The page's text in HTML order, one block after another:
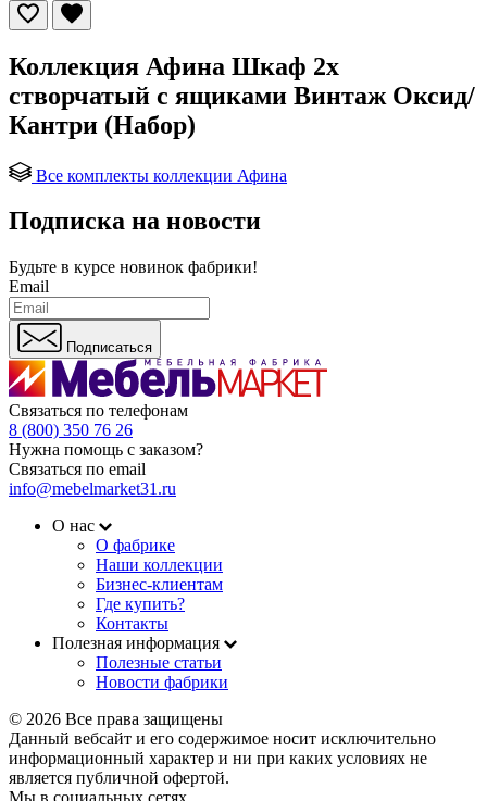
Коллекция Афина Шкаф 2х
створчатый с ящиками Винтаж Оксид/
Кантри (Набор)
Все комплекты коллекции Афина
Подписка на новости
Будьте в курсе новинок фабрики!
Email
Подписаться
Связаться по телефонам
8 (800) 350 76 26
Нужна помощь с заказом?
Связаться по email
info@mebelmarket31.ru
О нас
О фабрике
Наши коллекции
Бизнес-клиентам
Где купить?
Контакты
Полезная информация
Полезные статьи
Новости фабрики
© 2026 Все права защищены
Данный вебсайт и его содержимое носит исключительно
информационный характер и ни при каких условиях не
является публичной офертой.